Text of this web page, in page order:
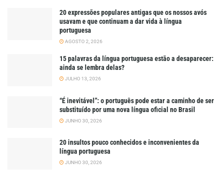
20 expressões populares antigas que os nossos avós
usavam e que continuam a dar vida à língua
portuguesa
AGOSTO 2, 2026
15 palavras da língua portuguesa estão a desaparecer:
ainda se lembra delas?
JULHO 13, 2026
“É inevitável”: o português pode estar a caminho de ser
substituído por uma nova língua oficial no Brasil
JUNHO 30, 2026
20 insultos pouco conhecidos e inconvenientes da
língua portuguesa
JUNHO 30, 2026